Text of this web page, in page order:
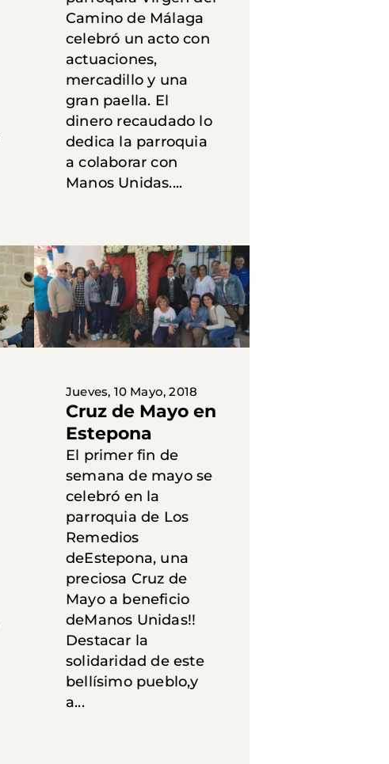
Camino de Málaga
celebró un acto con
actuaciones,
mercadillo y una
gran paella. El
dinero recaudado lo
dedica la parroquia
a colaborar con
Manos Unidas....
Jueves, 10 Mayo, 2018
Cruz de Mayo en
Estepona
El primer fin de
semana de mayo se
celebró en la
parroquia de Los
Remedios
deEstepona, una
preciosa Cruz de
Mayo a beneficio
deManos Unidas!!
Destacar la
solidaridad de este
bellísimo pueblo,y
a...